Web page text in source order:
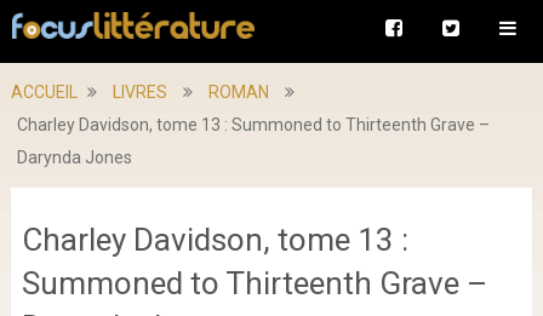
ACCUEIL LIVRES
ROMAN
Charley Davidson, tome 13 : Summoned to Thirteenth Grave –
Darynda Jones
Charley Davidson, tome 13 :
Summoned to Thirteenth Grave –